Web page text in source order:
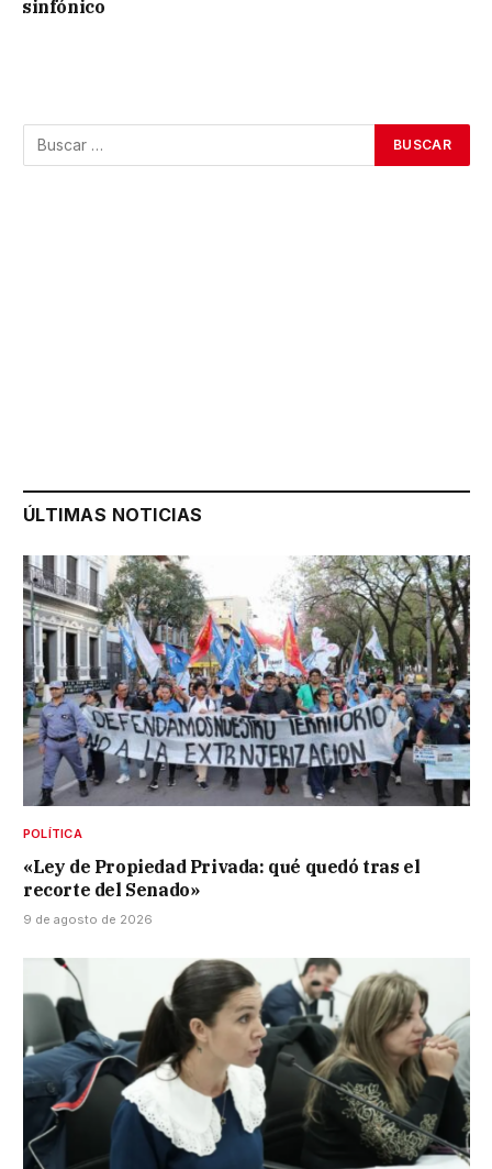
sinfónico
ÚLTIMAS NOTICIAS
POLÍTICA
«Ley de Propiedad Privada: qué quedó tras el
recorte del Senado»
9 de agosto de 2026